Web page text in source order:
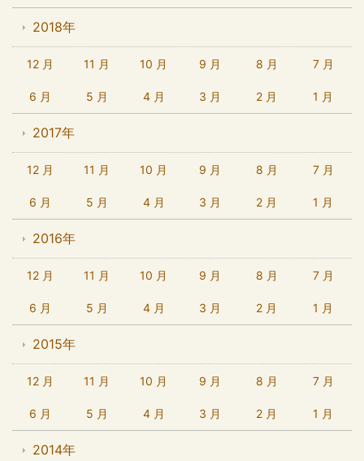
2018年
12 月 11 月 10 月 9 月 8 月 7 月
6 月 5 月 4 月 3 月 2 月 1 月
2017年
12 月 11 月 10 月 9 月 8 月 7 月
6 月 5 月 4 月 3 月 2 月 1 月
2016年
12 月 11 月 10 月 9 月 8 月 7 月
6 月 5 月 4 月 3 月 2 月 1 月
2015年
12 月 11 月 10 月 9 月 8 月 7 月
6 月 5 月 4 月 3 月 2 月 1 月
2014年